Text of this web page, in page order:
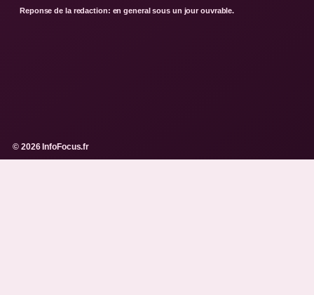
Reponse de la redaction: en general sous un jour ouvrable.
© 2026 InfoFocus.fr